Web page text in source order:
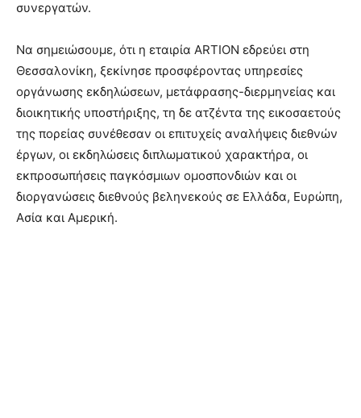
συνεργατών.
Να σημειώσουμε, ότι η εταιρία ARTION εδρεύει στη
Θεσσαλονίκη, ξεκίνησε προσφέροντας υπηρεσίες
οργάνωσης εκδηλώσεων, μετάφρασης-διερμηνείας και
διοικητικής υποστήριξης, τη δε ατζέντα της εικοσαετούς
της πορείας συνέθεσαν οι επιτυχείς αναλήψεις διεθνών
έργων, οι εκδηλώσεις διπλωματικού χαρακτήρα, οι
εκπροσωπήσεις παγκόσμιων ομοσπονδιών και οι
διοργανώσεις διεθνούς βεληνεκούς σε Ελλάδα, Ευρώπη,
Ασία και Αμερική.